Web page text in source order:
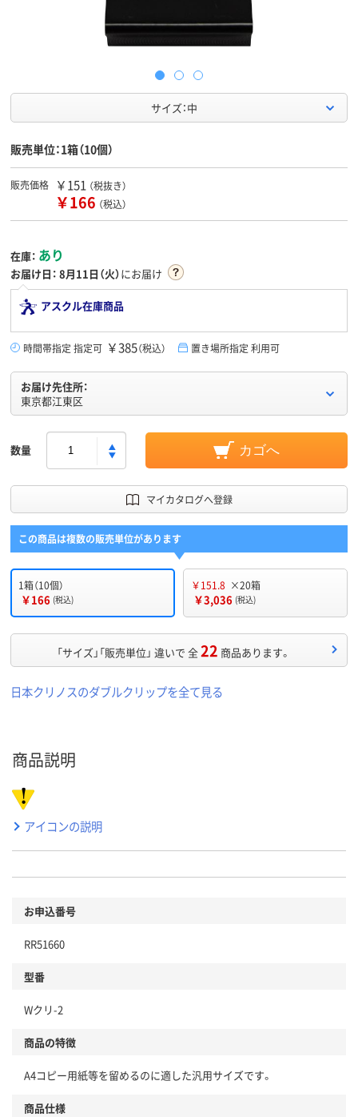
サイズ：中
販売単位：1箱（10個）
販売価格 ￥151 （税抜き）
￥166 （税込）
在庫： あり
お届け日： 8月11日（火）にお届け
アスクル在庫商品
時間帯指定 指定可 ￥385（税込） 置き場所指定 利用可
お届け先住所：
東京都江東区
数量 カゴへ
マイカタログへ登録
この商品は複数の販売単位があります
1箱（10個）
￥166 (税込)
￥151.8 ×20箱
￥3,036 (税込)
「サイズ」「販売単位」 違いで 全22 商品あります。
日本クリノスのダブルクリップを全て見る
商品説明
アイコンの説明
お申込番号
RR51660
型番
Wクリ-2
商品の特徴
A4コピー用紙等を留めるのに適した汎用サイズです。
商品仕様